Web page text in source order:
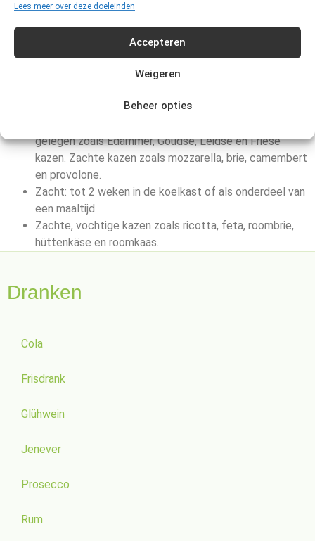
Lees meer over deze doeleinden
Accepteren
Weigeren
Beheer opties
hoe hoger het risico dat de structuur veranderd.
Zeer hard: tot 8 maanden houdbaar.
Lang gerijpte kazen zoals Parmezaan.
Hard: 3 tot 8 maanden houdbaar.
Semi-hard/zacht: tot 3 maanden houdbaar.
gelegen zoals Edammer, Goudse, Leidse en Friese
kazen. Zachte kazen zoals mozzarella, brie, camembert
en provolone.
Zacht: tot 2 weken in de koelkast of als onderdeel van
een maaltijd.
Zachte, vochtige kazen zoals ricotta, feta, roombrie,
hüttenkäse en roomkaas.
Dranken
Cola
Frisdrank
Glühwein
Jenever
Prosecco
Rum